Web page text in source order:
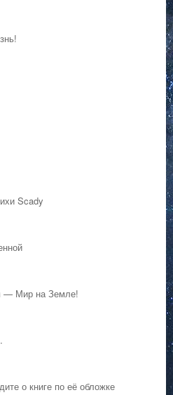
Scady
— Мир на Земле!
о книге по её обложке